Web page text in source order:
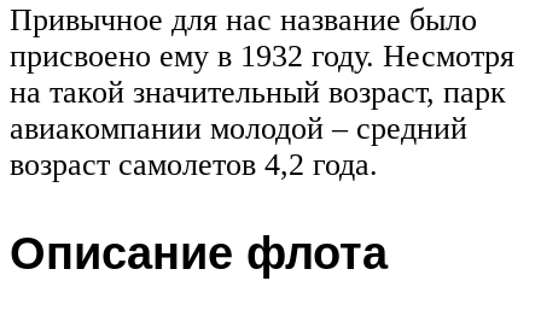
Привычное для нас название было
присвоено ему в 1932 году. Несмотря
на такой значительный возраст, парк
авиакомпании молодой – средний
возраст самолетов 4,2 года.
Описание флота